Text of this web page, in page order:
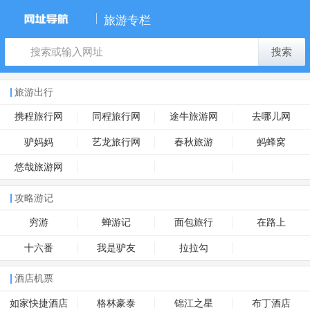
旅游专栏
搜索
旅游出行
携程旅行网 同程旅行网 途牛旅游网 去哪儿网
驴妈妈 艺龙旅行网 春秋旅游 蚂蜂窝
悠哉旅游网
攻略游记
穷游 蝉游记 面包旅行 在路上
十六番 我是驴友 拉拉勾
酒店机票
如家快捷酒店 格林豪泰 锦江之星 布丁酒店